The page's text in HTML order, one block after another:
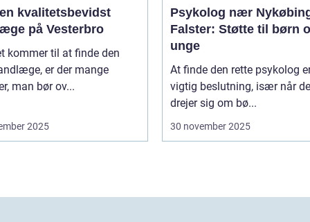
kvalitetsbevidst
på Vesterbro
kommer til at finde den
er der mange
man bør ov...
2025
Psykolog nær
Falster: Støtte til børn
unge
At finde den rette psykolog
vigtig beslutning, især når
drejer sig om bø...
30 november 2025